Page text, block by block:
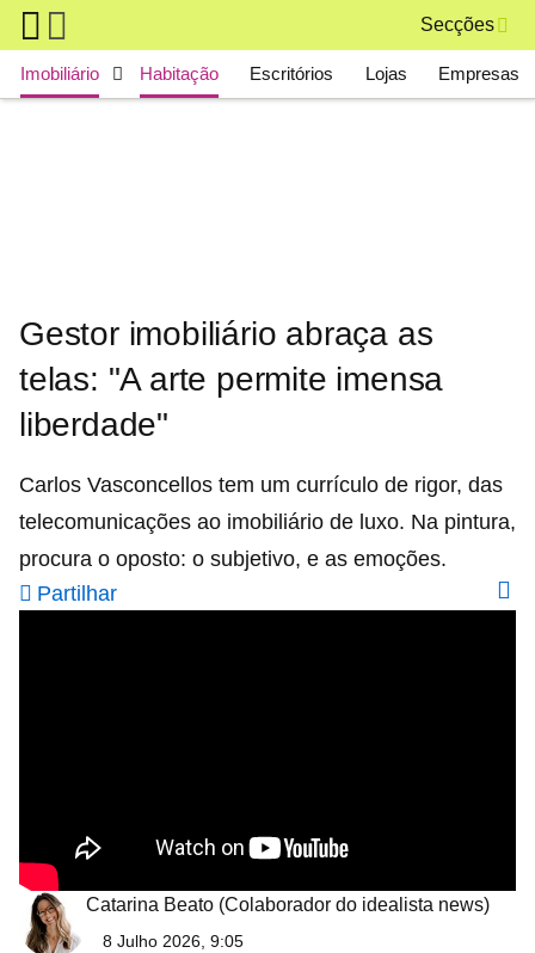
Skip to main content
Secções
Main navigation
Imobiliário Habitação Escritórios Lojas Empresas
Gestor imobiliário abraça as
telas: "A arte permite imensa
liberdade"
Carlos Vasconcellos tem um currículo de rigor, das
telecomunicações ao imobiliário de luxo. Na pintura,
procura o oposto: o subjetivo, e as emoções.
Partilhar
Catarina Beato (Colaborador do idealista news)
8 Julho 2026, 9:05